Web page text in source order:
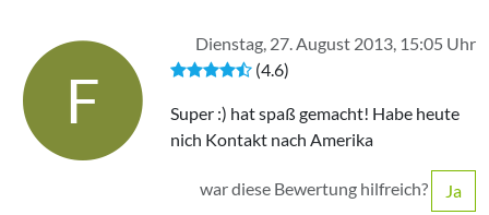
F
Dienstag, 27. August 2013, 15:05 Uhr
(4.6)
Super :) hat spaß gemacht! Habe heute
nich Kontakt nach Amerika
war diese Bewertung hilfreich? Ja